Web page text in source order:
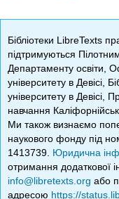
Бібліотеки LibreTexts
підтримуються
Департаменту освіти,
університету в Девісі,
університету в Девісі,
навчання
Ми також визнаємо
наукового фонду під
1413739. Юридична
отримання додаткової
info@libretexts.org або
адресою https://